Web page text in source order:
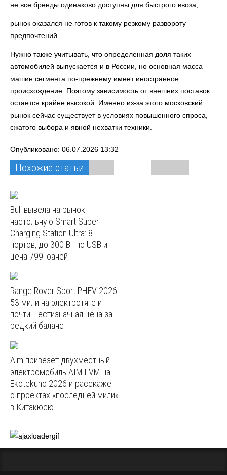
не все бренды одинаково доступны для быстрого ввоза;
рынок оказался не готов к такому резкому развороту
предпочтений.
Нужно также учитывать, что определенная доля таких
автомобилей выпускается и в России, но основная масса
машин сегмента по-прежнему имеет иностранное
происхождение. Поэтому зависимость от внешних поставок
остается крайне высокой. Именно из-за этого московский
рынок сейчас существует в условиях повышенного спроса,
сжатого выбора и явной нехватки техники.
Опубликовано: 06.07.2026 13:32
Похожие статьи
Bull вывела на рынок
настольную Smart Super
Charging Station Ultra: 8
портов, до 300 Вт по USB и
цена 799 юаней
Range Rover Sport PHEV 2026:
53 мили на электротяге и
почти шестизначная цена за
редкий баланс
Aim привезёт двухместный
электромобиль AIM EVM на
Ekotekuno 2026 и расскажет
о проектах «последней мили»
в Китакюсю